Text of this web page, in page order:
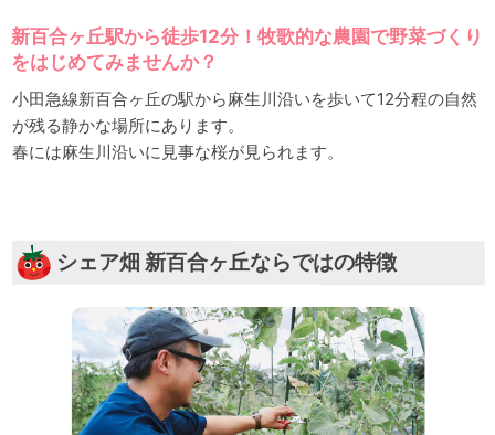
新百合ヶ丘駅から徒歩12分！牧歌的な農園で野菜づくり
をはじめてみませんか？
小田急線新百合ヶ丘の駅から麻生川沿いを歩いて12分程の自然
が残る静かな場所にあります。
春には麻生川沿いに見事な桜が見られます。
シェア畑 新百合ヶ丘ならではの特徴